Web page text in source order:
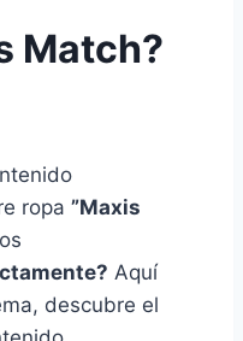
Match?
ropa ”Maxis
Aquí
descubre el